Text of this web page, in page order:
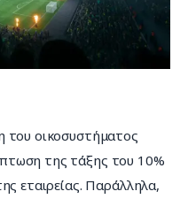
του οικοσυστήματος
της τάξης του 10%
εταιρείας. Παράλληλα,